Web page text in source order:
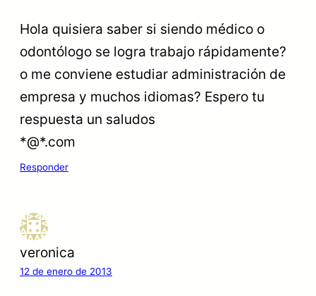
Hola quisiera saber si siendo médico o
odontólogo se logra trabajo rápidamente?
o me conviene estudiar administración de
empresa y muchos idiomas? Espero tu
respuesta un saludos
*@*.com
Responder
veronica
12 de enero de 2013